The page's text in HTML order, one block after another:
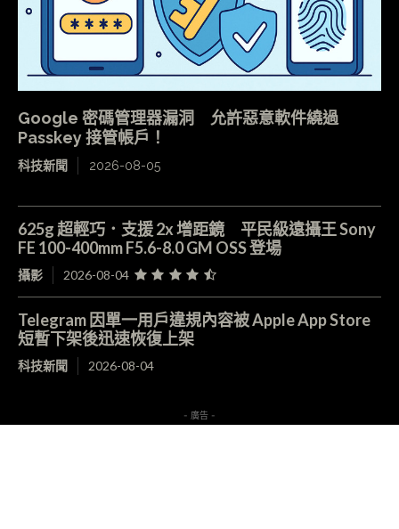
Google 密碼管理器漏洞 允許惡意軟件繞過
Passkey 接管帳戶！
科技新聞 2026-08-05
625g 超輕巧．支援 2x 增距鏡 平民級遠攝王 Sony
FE 100-400mm F5.6-8.0 GM OSS 登場
攝影 2026-08-04
Telegram 因單一用戶違規內容被 Apple App Store
短暫下架後迅速恢復上架
科技新聞 2026-08-04
- 廣告 -